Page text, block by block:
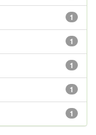
1
1
1
1
1